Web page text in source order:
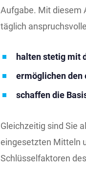
Aufgabe. Mit diesem
täglich
halten stetig mit
ermöglichen den
schaffen die
Gleichzeitig sind Sie
eingesetzten Mitteln
Schlüsselfaktoren